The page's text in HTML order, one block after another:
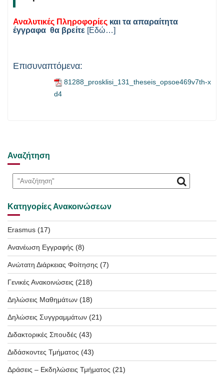
Αναλυτικές Πληροφορίες και τα απαραίτητα
έγγραφα θα βρείτε [Εδώ…]
Επισυναπτόμενα:
81288_prosklisi_131_theseis_opsoe469v7th-x
d4
Αναζήτηση
Κατηγορίες Ανακοινώσεων
Erasmus (17)
Ανανέωση Εγγραφής (8)
Ανώτατη Διάρκειας Φοίτησης (7)
Γενικές Ανακοινώσεις (218)
Δηλώσεις Μαθημάτων (18)
Δηλώσεις Συγγραμμάτων (21)
Διδακτορικές Σπουδές (43)
Διδάσκοντες Τμήματος (43)
Δράσεις – Εκδηλώσεις Τμήματος (21)